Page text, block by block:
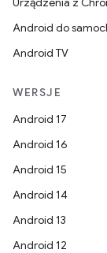
Android do
Android TV
WERSJE
Android 17
Android 16
Android 15
Android 14
Android 13
Android 12